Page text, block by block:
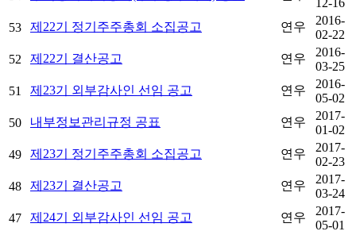
12-16
53
제22기 정기주주총회 소집공고 연우
2016-
02-22
52
제22기 결산공고 연우
2016-
03-25
51
제23기 외부감사인 선임 공고 연우
2016-
05-02
50
내부정보관리규정 공표 연우
2017-
01-02
49
제23기 정기주주총회 소집공고 연우
2017-
02-23
48
제23기 결산공고 연우
2017-
03-24
47
제24기 외부감사인 선임 공고 연우
2017-
05-01